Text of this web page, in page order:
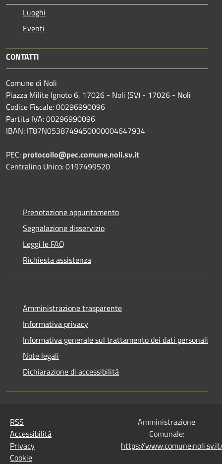
Luoghi
Eventi
CONTATTI
Comune di Noli
Piazza Milite Ignoto 6, 17026 - Noli (SV) - 17026 - Noli
Codice Fiscale: 00296990096
Partita IVA: 00296990096
IBAN: IT87N0538749450000004647934
PEC: protocollo@pec.comune.noli.sv.it
Centralino Unico: 0197499520
Prenotazione appuntamento
Segnalazione disservizio
Leggi le FAQ
Richiesta assistenza
Amministrazione trasparente
Informativa privacy
Informativa generale sul trattamento dei dati personali
Note legali
Dichiarazione di accessibilità
RSS
Accessibilità
Privacy
Cookie
Amministrazione
Comunale:
https://